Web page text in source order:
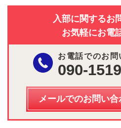
入部に関するお
お気軽にお電
お電話でのお問
090-
メールでのお問い